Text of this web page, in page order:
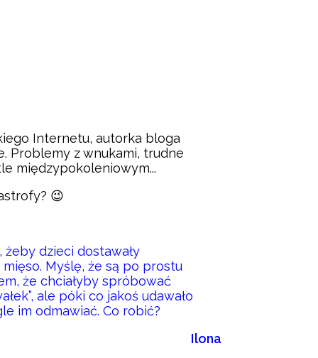
Internetu, autorka bloga
Problemy z wnukami, trudne
międzypokoleniowym...
😉
dzieci dostawały
Myślę, że są po prostu
że chciałyby spróbować
ale póki co jakoś udawało
im odmawiać. Co robić?
Ilona